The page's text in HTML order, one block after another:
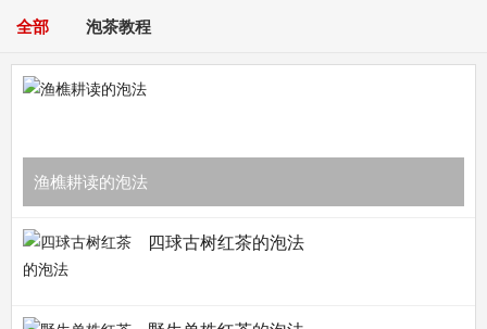
全部 泡茶教程
渔樵耕读的泡法
四球古树红茶的泡法